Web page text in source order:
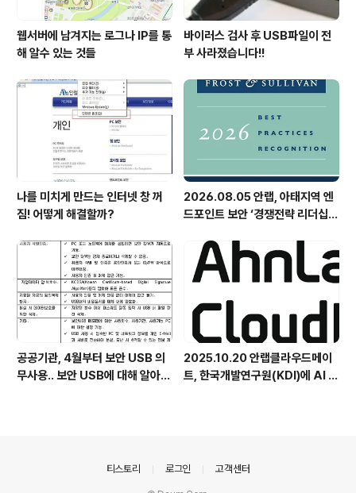
웹서버에 남겨지는 로그나 IP를 통
해 알수 있는 것들
바이러스 검사 후 USB파일이 전
부 사라졌습니다!!
나를 미치게 만드는 인터넷 창 꺼
짐! 어떻게 해결할까?
2026.08.05 안랩, 아태지역 엔
드포인트 보안 ‘경쟁전략 리더십’
공공기관, 4월부터 보안 USB 의
무사용.. 보안 USB에 대해 알아봅
2025.10.20 안랩클라우드메이
트, 한국개발연구원(KDI)에 AI 어
티스토리 로그인 고객센터